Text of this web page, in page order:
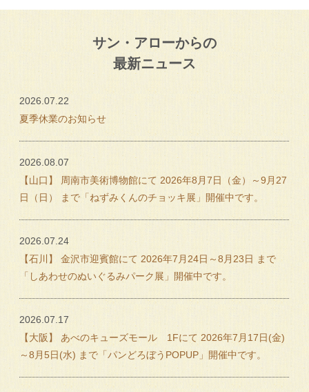
サン・アローからの
最新ニュース
2026.07.22
夏季休業のお知らせ
2026.08.07
【山口】 周南市美術博物館にて 2026年8月7日（金）～9月27
日（日） まで「ねずみくんのチョッキ展」開催中です。
2026.07.24
【石川】 金沢市迎賓館にて 2026年7月24日～8月23日 まで
「しあわせのぬいぐるみパーク展」開催中です。
2026.07.17
【大阪】 あべのキューズモール 1Fにて 2026年7月17日(金)
～8月5日(水) まで「パンどろぼうPOPUP」開催中です。